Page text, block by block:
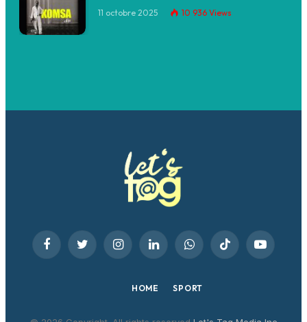
11 octobre 2025 10 936 Views
FacebookTwitter InstagramLinkedInWhatsAppTikTok YouTube
HOME SPORT